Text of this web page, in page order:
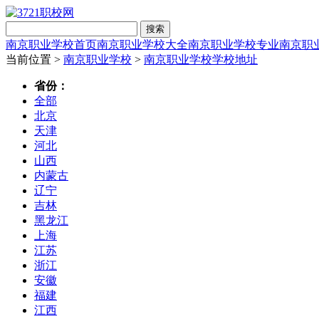
搜索
南京职业学校首页南京职业学校大全南京职业学校专业南京职
当前位置 > 南京职业学校 > 南京职业学校学校地址
省份：
全部
北京
天津
河北
山西
内蒙古
辽宁
吉林
黑龙江
上海
江苏
浙江
安徽
福建
江西